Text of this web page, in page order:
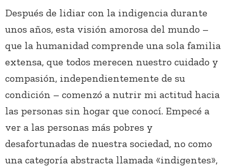
Después de lidiar con la indigencia durante
unos años, esta visión amorosa del mundo –
que la humanidad comprende una sola familia
extensa, que todos merecen nuestro cuidado y
compasión, independientemente de su
condición – comenzó a nutrir mi actitud hacia
las personas sin hogar que conocí. Empecé a
ver a las personas más pobres y
desafortunadas de nuestra sociedad, no como
una categoría abstracta llamada «indigentes»,